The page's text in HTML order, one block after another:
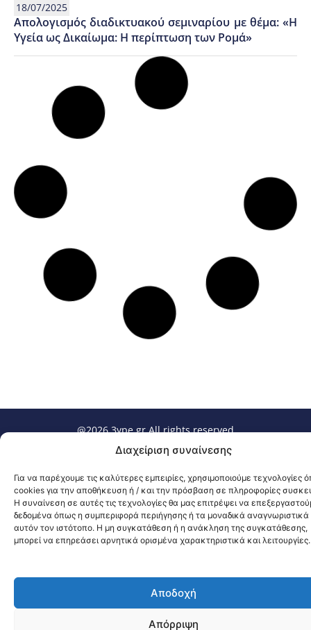
Διαχείριση συναίνεσης
Για να παρέχουμε τις καλύτερες εμπειρίες, χρησιμοποιούμε τεχνολογίες
cookies για την αποθήκευση ή / και την πρόσβαση σε πληροφορίες
Η συναίνεση σε αυτές τις τεχνολογίες θα μας επιτρέψει να
δεδομένα όπως η συμπεριφορά περιήγησης ή τα μοναδικά
αυτόν τον ιστότοπο. Η μη συγκατάθεση ή η ανάκληση της συγκατάθεσης,
μπορεί να επηρεάσει αρνητικά ορισμένα χαρακτηριστικά και λειτουργίες.
Αποδοχή
Απόρριψη
18/07/2025
Απολογισμός διαδικτυακού σεμιναρίου με θέμα: «Η
Υγεία ως Δικαίωμα: Η περίπτωση των Ρομά»
@2026 3ype.gr All rights reserved
Πολιτική Προστασίας Δεδομένων
Θεσσαλονίκη, ΕλλάδαΤηλ: +30 2311 226 200
email: 3ype@3ype.gr
Page Visits: 00019 Website Visits: 1595400